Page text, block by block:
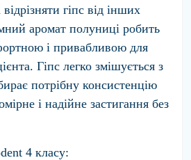
гіпс від інших
аромат полуниці робить
і привабливою для
Гіпс легко змішується з
потрібну консистенцію
і надійне застигання без
4 класу: